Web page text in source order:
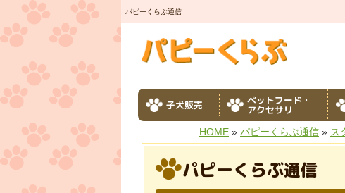
パピーくらぶ通信
子犬販売 ペットフード・
アクセサリ
HOME » パピーくらぶ通信 » ス
パピーくらぶ通信